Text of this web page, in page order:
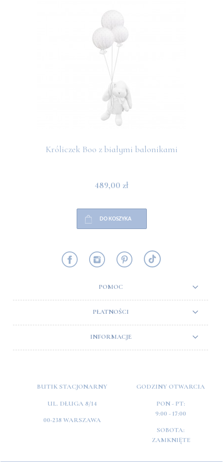
Króliczek Boo z białymi balonikami
489,00 zł
DO KOSZYKA
POMOC
PŁATNOŚCI
INFORMACJE
BUTIK STACJONARNY
UL. DŁUGA 8/14
00-238 WARSZAWA
GODZINY OTWARCIA
PON - PT:
9:00 - 17:00
SOBOTA:
ZAMKNIĘTE